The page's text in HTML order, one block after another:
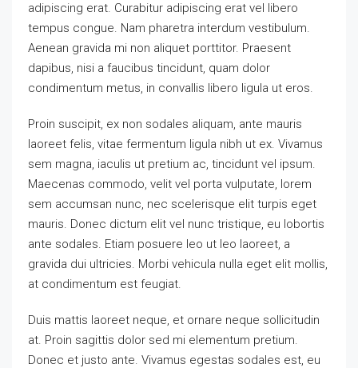
adipiscing erat. Curabitur adipiscing erat vel libero
tempus congue. Nam pharetra interdum vestibulum.
Aenean gravida mi non aliquet porttitor. Praesent
dapibus, nisi a faucibus tincidunt, quam dolor
condimentum metus, in convallis libero ligula ut eros.
Proin suscipit, ex non sodales aliquam, ante mauris
laoreet felis, vitae fermentum ligula nibh ut ex. Vivamus
sem magna, iaculis ut pretium ac, tincidunt vel ipsum.
Maecenas commodo, velit vel porta vulputate, lorem
sem accumsan nunc, nec scelerisque elit turpis eget
mauris. Donec dictum elit vel nunc tristique, eu lobortis
ante sodales. Etiam posuere leo ut leo laoreet, a
gravida dui ultricies. Morbi vehicula nulla eget elit mollis,
at condimentum est feugiat.
Duis mattis laoreet neque, et ornare neque sollicitudin
at. Proin sagittis dolor sed mi elementum pretium.
Donec et justo ante. Vivamus egestas sodales est, eu